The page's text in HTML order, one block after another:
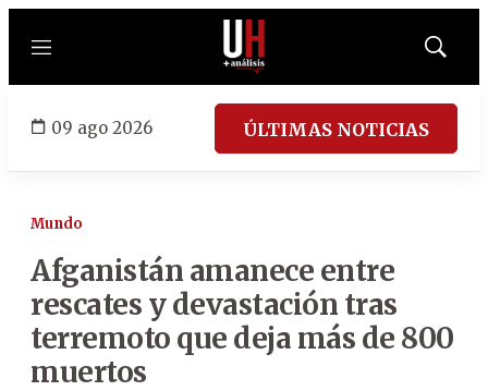
Menú
Mostrar
09 ago 2026 ÚLTIMAS NOTICIAS
Mundo
Afganistán amanece entre
rescates y devastación tras
terremoto que deja más de 800
muertos